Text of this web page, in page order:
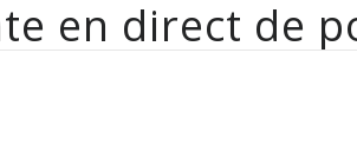
en direct de
poulets bio aux